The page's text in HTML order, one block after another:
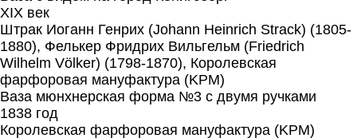
XIX век
Штрак Иоганн Генрих (Johann Heinrich Strack) (1805-
1880), Фелькер Фридрих Вильгельм (Friedrich
Wilhelm Völker) (1798-1870), Королевская
фарфоровая мануфактура (KPM)
Ваза мюнхнерская форма №3 с двумя ручками
1838 год
Королевская фарфоровая мануфактура (KPM)